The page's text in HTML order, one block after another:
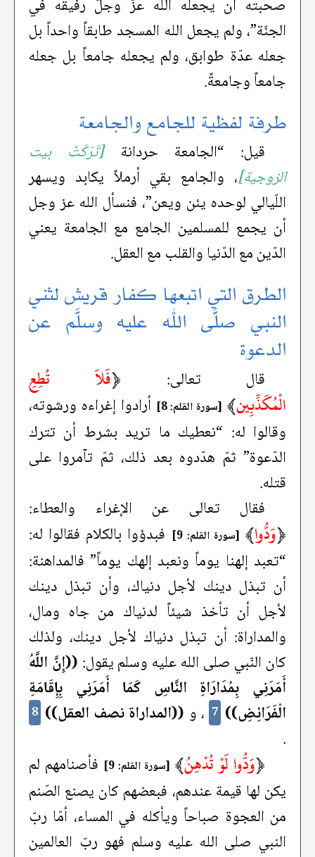
صحبته أن يجعله الله عزَّ وجلَّ رفيقه في
الجنّة”، ولم يجعل الله المسجد طابقاً واحداً بل
جعله عدّة طوابق، ولم يجعله جامعاً بل جعله
جامعاً وجامعةً.
طرفة لفظية للجامع والجامعة
قيل: “الجامعة حردانة[تَرَكَتْ بيت
الزوجية]، والجامع بقي أرملاً يكابد ويسهر
اللّيالي لوحده يئن ويعن”، فنسأل الله عز وجل
أن يجمع للمسلمين الجامع مع الجامعة يعني
الدّين مع الدّنيا والقلب مع العقل.
الطرق التي اتبعها كفار قريش لثني
النبي صلَّى الله عليه وسلَّم عن
الدعوة
قال تعالى: ﴿فَلاَ تُطِعِ
الْمُكَذِّبِين﴾ [سورة القلم: 8]
أرادوا إغراءه ورشوته،
وقالوا له: “نعطيك ما تريد بشرط أن تترك
الدّعوة” ثمّ هدّدوه بعد ذلك، ثمّ تآمروا على
قتله.
فقال تعالى عن الإغراء والعطاء:
﴿وَدُّوا﴾ [سورة القلم: 9]
فبدؤوا بالكلام فقالوا له:
“تعبد إلهنا يوماً ونعبد إلهك يوماً” فالمداهنة:
أن تبذل دينك لأجل دنياك، وأن تبذل دينك
لأجل أن تأخذ شيئاً لدنياك من جاه ومال،
والمداراة: أن تبذل دنياك لأجل دينك، ولذلك
كان النّبي صلى الله عليه وسلم يقول: ((إِنَّ اللَّهُ
أَمَرَنِي بِمُدَارَاةِ النَّاسِ كَمَا أَمَرَنِي بِإِقَامَةِ
الْفَرَائِضِ)) 7 ، و ((المداراة نصف العقل)) 8
.
﴿وَدُّوا لَوْ تُدْهِنُ﴾ [سورة القلم: 9]
فأصنامهم لم
يكن لها قيمة عندهم، فبعضهم كان يصنع الصّنم
من العجوة صباحاً ويأكله في المساء، أمّا ربّ
النبي صلى الله عليه وسلم فهو ربّ العالمين